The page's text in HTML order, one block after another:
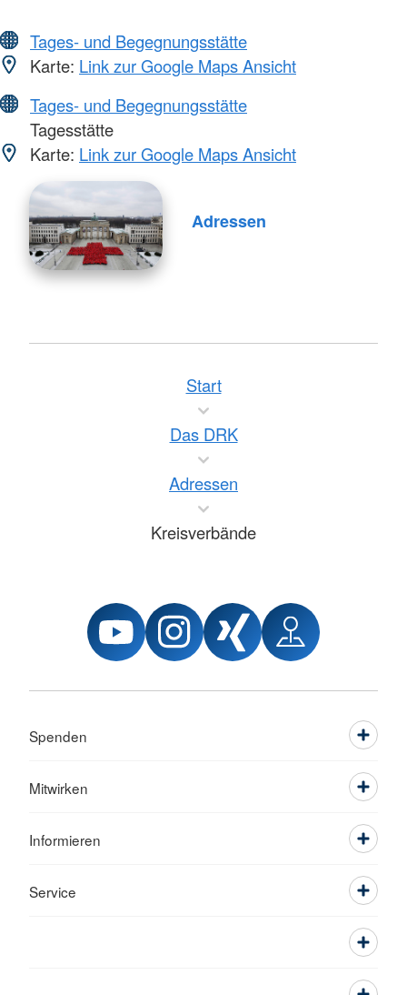
Tages- und Begegnungsstätte
Karte: Link zur Google Maps Ansicht
Tages- und Begegnungsstätte
Tagesstätte
Karte: Link zur Google Maps Ansicht
Adressen
Start
Das DRK
Adressen
Kreisverbände
Spenden
Mitwirken
Informieren
Service